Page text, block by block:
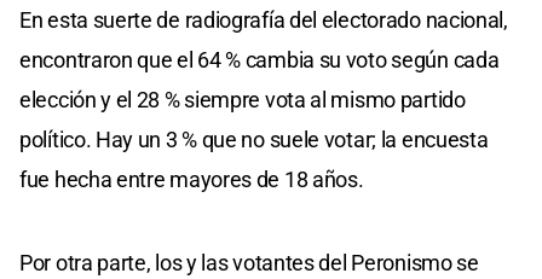
En esta suerte de radiografía del electorado nacional,
encontraron que el 64 % cambia su voto según cada
elección y el 28 % siempre vota al mismo partido
político. Hay un 3 % que no suele votar; la encuesta
fue hecha entre mayores de 18 años.
Por otra parte, los y las votantes del Peronismo se